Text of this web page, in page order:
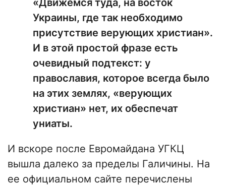
«Движемся туда, на восток
Украины, где так необходимо
присутствие верующих христиан».
И в этой простой фразе есть
очевидный подтекст: у
православия, которое всегда было
на этих землях, «верующих
христиан» нет, их обеспечат
униаты.
И вскоре после Евромайдана УГКЦ
вышла далеко за пределы Галичины. На
ее официальном сайте перечислены